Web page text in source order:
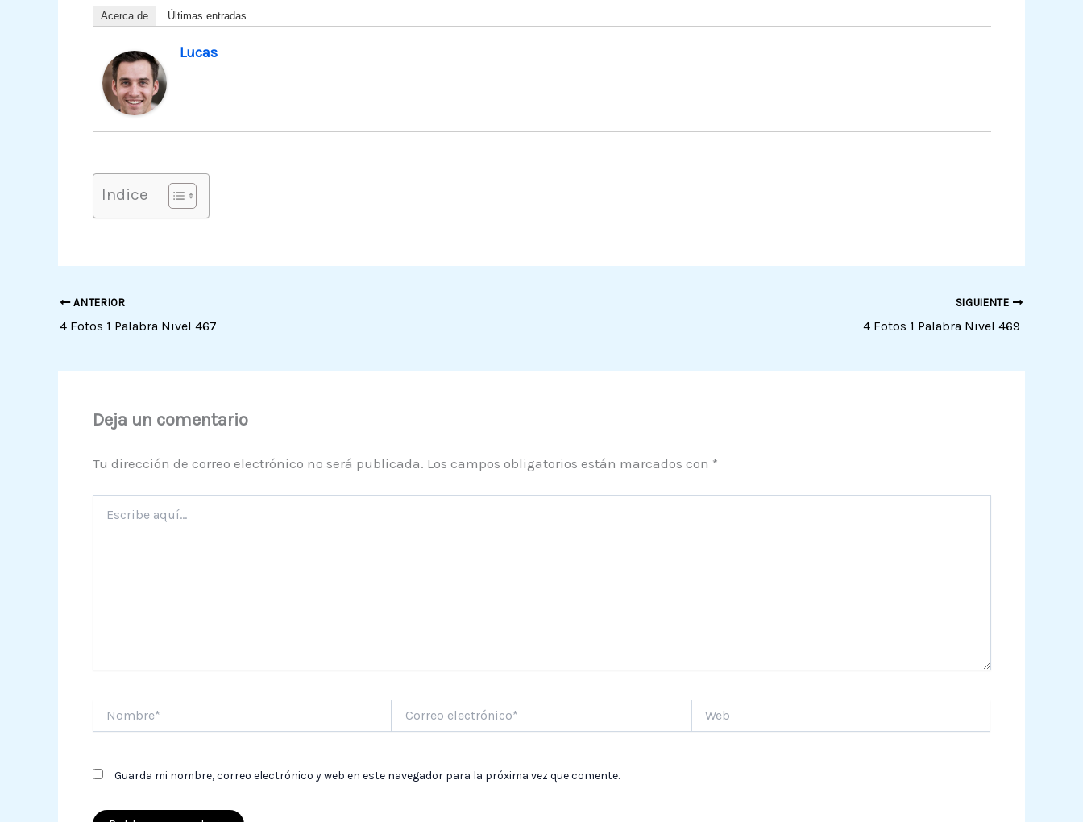
Acerca de Últimas entradas
Lucas
Indice
ANTERIOR
4 Fotos 1 Palabra Nivel 467
SIGUIENTE
4 Fotos 1 Palabra Nivel 469
Deja un comentario
Tu dirección de correo electrónico no será publicada. Los campos obligatorios están marcados con *
aquí...
electrónico*
Guarda mi nombre, correo electrónico y web en este navegador para la próxima vez que comente.